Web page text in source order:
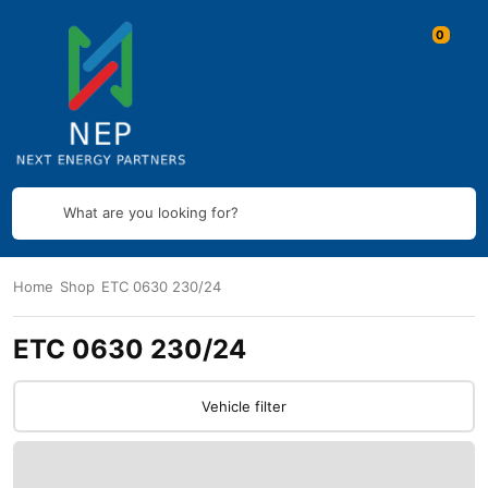
What are you looking for?
Home Shop ETC 0630 230/24
ETC 0630 230/24
Vehicle filter